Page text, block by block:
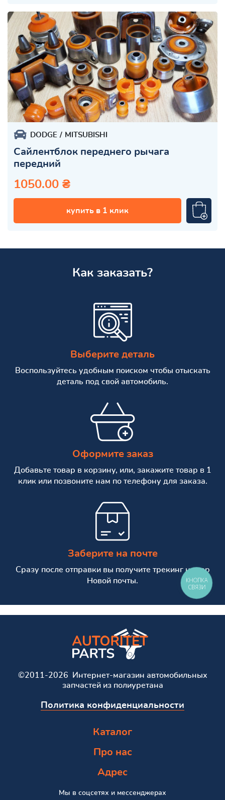
DODGE MITSUBISHI
Сайлентблок переднего рычага
передний
1050.00 ₴
купить в 1 клик
Как заказать?
Выберите деталь
Воспользуйтесь удобным поиском чтобы отыскать
деталь под свой автомобиль.
Оформите заказ
Добавьте товар в корзину, или, закажите товар в 1
клик или позвоните нам по телефону для заказа.
Заберите на почте
Сразу после отправки вы получите трекинг номер
Новой почты.
©2011-2026 Интернет-магазин автомобильных
запчастей из полиуретана
Политика конфиденциальности
Каталог
Про нас
Адрес
Мы в соцсетях и мессенджерах
КНОПКА
СВЯЗИ